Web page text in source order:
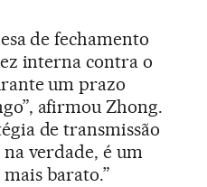
de fechamento
interna contra o
um prazo
afirmou Zhong.
de transmissão
verdade, é um
barato.”